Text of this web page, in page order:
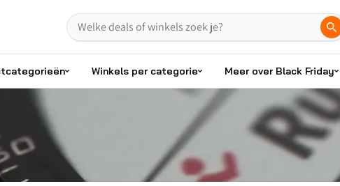
Winkels per categorie Meer over Black Friday